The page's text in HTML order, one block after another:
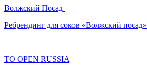
Волжский Посад
Ребрендинг для соков «Волжский посад»
TO OPEN RUSSIA